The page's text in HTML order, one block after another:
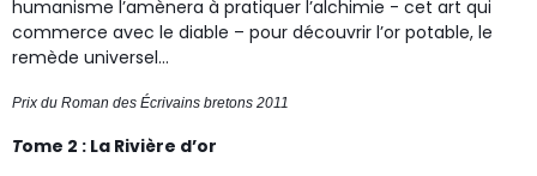
humanisme l’amènera à pratiquer l’alchimie - cet art qui
commerce avec le diable – pour découvrir l’or potable, le
remède universel...
Prix du Roman des Écrivains bretons 2011
Tome 2 : La Rivière d’or